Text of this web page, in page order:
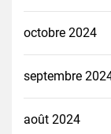
octobre 2024
septembre
août 2024